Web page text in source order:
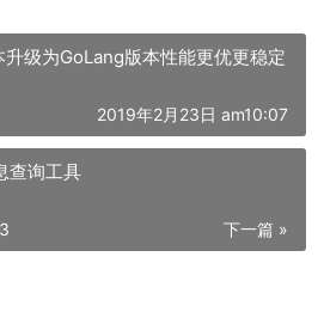
级为GoLang版本性能更优更稳定
2019年2月23日 am10:07
查询工具
下一篇 »